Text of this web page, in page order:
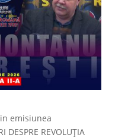
emisiunea
DESPRE REVOLUȚIA